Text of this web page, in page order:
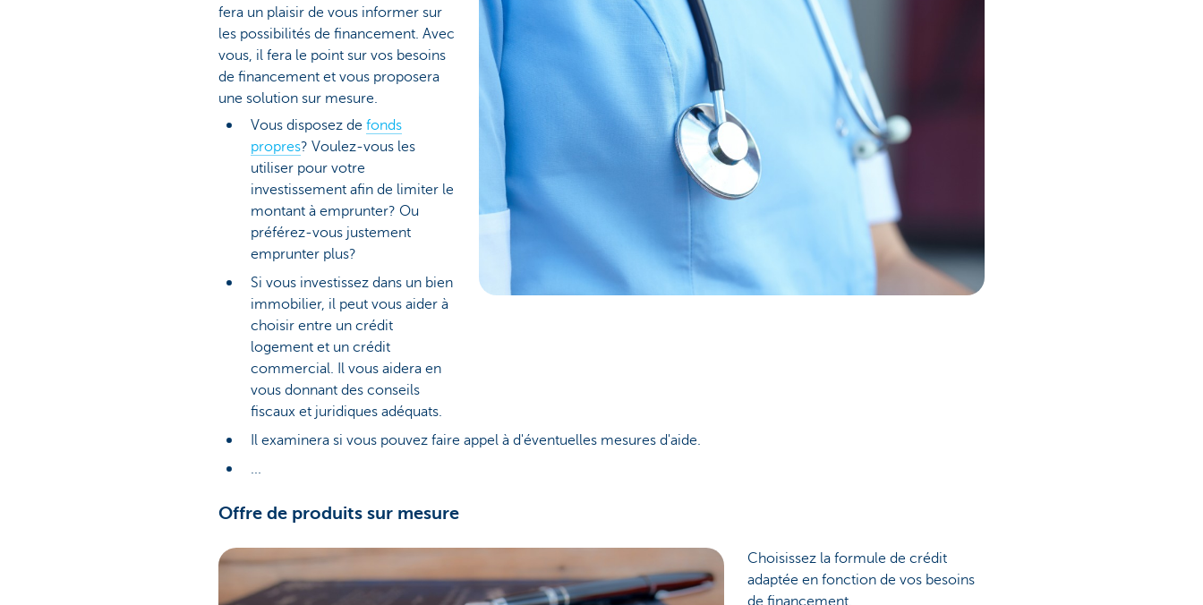
fera un plaisir de vous informer sur
les possibilités de financement. Avec
vous, il fera le point sur vos besoins
de financement et vous proposera
une solution sur mesure.
Vous disposez de fonds
propres? Voulez-vous les
utiliser pour votre
investissement afin de limiter le
montant à emprunter? Ou
préférez-vous justement
emprunter plus?
Si vous investissez dans un bien
immobilier, il peut vous aider à
choisir entre un crédit
logement et un crédit
commercial. Il vous aidera en
vous donnant des conseils
fiscaux et juridiques adéquats.
Il examinera si vous pouvez faire appel à d'éventuelles mesures d'aide.
...
Offre de produits sur mesure
Choisissez la formule de crédit
adaptée en fonction de vos besoins
de financement.